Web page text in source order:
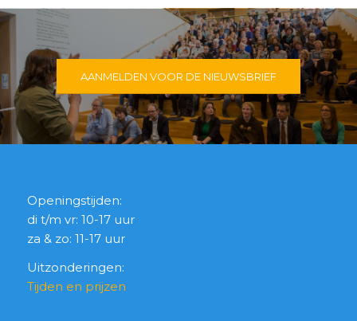
AANMELDEN VOOR DE NIEUWSBRIEF
Openingstijden:
di t/m vr: 10-17 uur
za & zo: 11-17 uur
Uitzonderingen:
Tijden en prijzen